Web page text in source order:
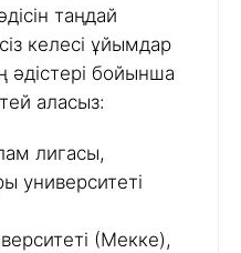
таңдай
келесі ұйымдар
бойынша
аласыз:
лигасы,
университеті
(Мекке),